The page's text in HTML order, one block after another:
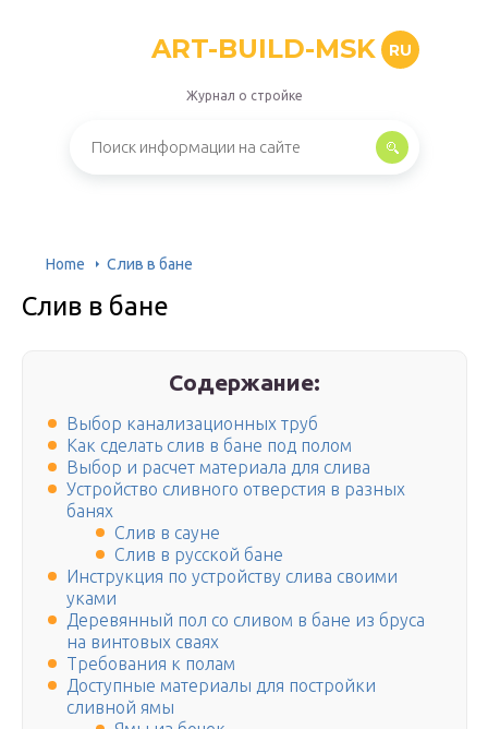
ART-BUILD-MSK RU
Журнал о стройке
Home Слив в бане
Слив в бане
Содержание:
Выбор канализационных труб
Как сделать слив в бане под полом
Выбор и расчет материала для слива
Устройство сливного отверстия в разных
банях
Слив в сауне
Слив в русской бане
Инструкция по устройству слива своими
уками
Деревянный пол со сливом в бане из бруса
на винтовых сваях
Требования к полам
Доступные материалы для постройки
сливной ямы